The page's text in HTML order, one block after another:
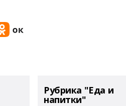
Рубрика "Еда и
напитки"